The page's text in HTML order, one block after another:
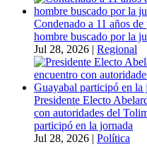
Condenado a 11 años
hombre buscado por la
Jul 28, 2026 | Regional
Presidente Electo
con autoridades del
participó en la jornada
Jul 28, 2026 | Política